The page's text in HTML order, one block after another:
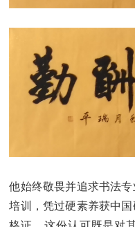
他始终敬畏并追求书法
培训，凭过硬素养获中